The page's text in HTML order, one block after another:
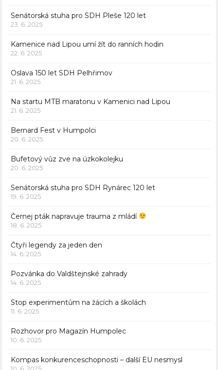
Senátorská stuha pro SDH Pleše 120 let
23. 6. 2025
Kamenice nad Lipou umí žít do ranních hodin
22. 6. 2025
Oslava 150 let SDH Pelhřimov
21. 6. 2025
Na startu MTB maratonu v Kamenici nad Lipou
21. 6. 2025
Bernard Fest v Humpolci
20. 6. 2025
Bufetový vůz zve na úzkokolejku
20. 6. 2025
Senátorská stuha pro SDH Rynárec 120 let
19. 6. 2025
Černej pták napravuje trauma z mládí
18. 6. 2025
Čtyři legendy za jeden den
14. 6. 2025
Pozvánka do Valdštejnské zahrady
14. 6. 2025
Stop experimentům na žácích a školách
11. 6. 2025
Rozhovor pro Magazín Humpolec
10. 6. 2025
Kompas konkurenceschopnosti – další EU nesmysl
10. 6. 2025